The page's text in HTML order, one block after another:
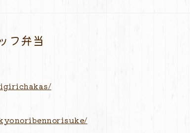
フ弁当